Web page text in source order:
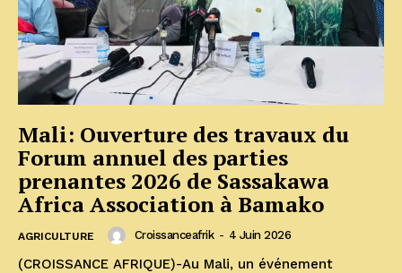
Mali: Ouverture des travaux du
Forum annuel des parties
prenantes 2026 de Sassakawa
Africa Association à Bamako
AGRICULTURE Croissanceafrik - 4 Juin 2026
(CROISSANCE AFRIQUE)-Au Mali, un événement